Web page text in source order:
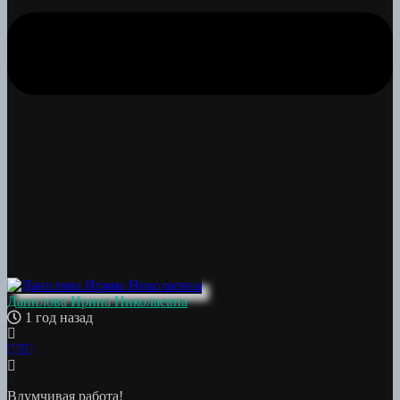
Данилова Ирина Николаевна
1 год назад
Вдумчивая работа!